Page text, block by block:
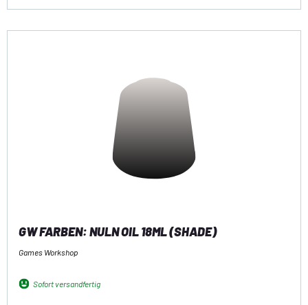
GW FARBEN: NULN OIL 18ML (SHADE)
Games Workshop
Sofort versandfertig